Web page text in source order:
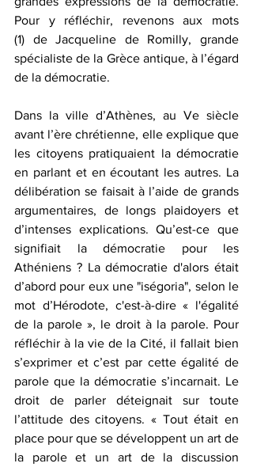
Pour y réfléchir, revenons aux mots
(1) de Jacqueline de Romilly, grande
spécialiste de la Grèce antique, à l’égard
de la démocratie.
Dans la ville d’Athènes, au Ve siècle
avant l’ère chrétienne, elle explique que
les citoyens pratiquaient la démocratie
en parlant et en écoutant les autres. La
délibération se faisait à l’aide de grands
argumentaires, de longs plaidoyers et
d’intenses explications. Qu’est-ce que
signifiait la démocratie pour les
Athéniens ? La démocratie d'alors était
d’abord pour eux une "iségoria", selon le
mot d’Hérodote, c'est-à-dire « l'égalité
de la parole », le droit à la parole. Pour
réfléchir à la vie de la Cité, il fallait bien
s’exprimer et c’est par cette égalité de
parole que la démocratie s’incarnait. Le
droit de parler déteignait sur toute
l’attitude des citoyens. « Tout était en
place pour que se développent un art de
la parole et un art de la discussion